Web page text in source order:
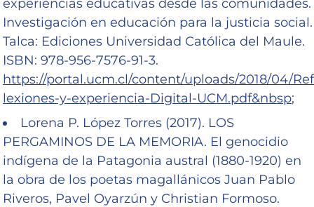
experiencias educativas desde las comunidades.
Investigación en educación para la justicia social.
Talca: Ediciones Universidad Católica del Maule.
ISBN: 978-956-7576-91-3.
https://portal.ucm.cl/content/uploads/2018/04/Ref
lexiones-y-experiencia-Digital-UCM.pdf&nbsp;
Lorena P. López Torres (2017). LOS
PERGAMINOS DE LA MEMORIA. El genocidio
indígena de la Patagonia austral (1880-1920) en
la obra de los poetas magallánicos Juan Pablo
Riveros, Pavel Oyarzún y Christian Formoso.